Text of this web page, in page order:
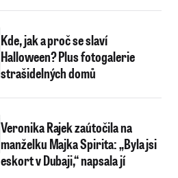
Kde, jak a proč se slaví
Halloween? Plus fotogalerie
strašidelných domů
Veronika Rajek zaútočila na
manželku Majka Spirita: „Byla jsi
eskort v Dubaji,“ napsala jí